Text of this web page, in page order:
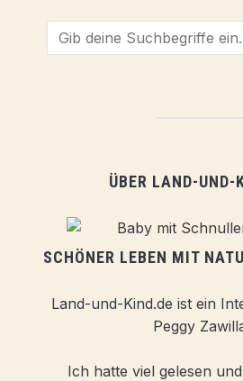
ÜBER LAND-UND-
SCHÖNER LEBEN MIT
Land-und-Kind.de ist ein
Peggy
Ich hatte viel gelesen